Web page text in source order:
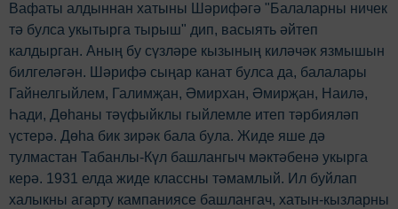
Вафаты алдыннан хатыны Шәрифәгә "Балаларны ничек
тә булса укытырга тырыш" дип, васыять әйтеп
калдырган. Аның бу сүзләре кызының киләчәк язмышын
билгеләгән. Шәрифә сыңар канат булса да, балалары
Гайнелгыйлем, Галимҗан, Әмирхан, Әмирҗан, Наилә,
Һади, Дөһаны тәүфыйклы гыйлемле итеп тәрбияләп
үстерә. Дөһа бик зирәк бала була. Жиде яше дә
тулмастан Табанлы-Күл башлангыч мәктәбенә укырга
керә. 1931 елда жиде классны тәмамлый. Ил буйлап
халыкны агарту кампаниясе башлангач, хатын-кызларны